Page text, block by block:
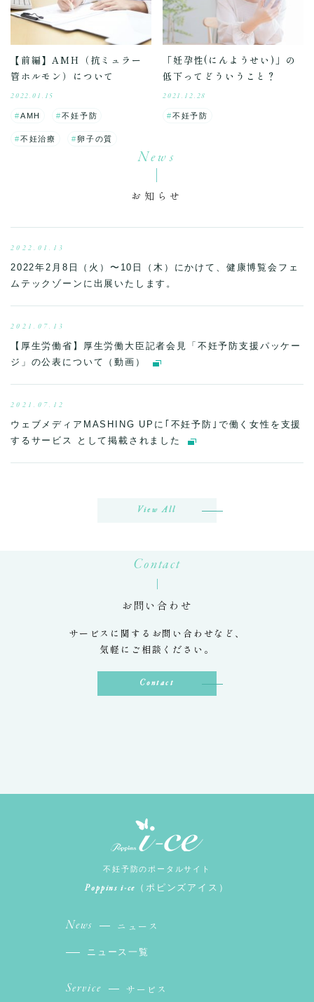
【前編】AMH（抗ミュラー
管ホルモン）について
2022.01.15
AMH 不妊予防
不妊治療 卵子の質
「妊孕性(にんようせい)」の
低下ってどういうこと？
2021.12.28
不妊予防
News
お知らせ
2022.01.13
2022年2月8日（火）〜10日（木）にかけて、健康博覧会フェ
ムテックゾーンに出展いたします。
2021.07.13
【厚生労働省】厚生労働大臣記者会見「不妊予防支援パッケー
ジ」の公表について（動画）
2021.07.12
ウェブメディアMASHING UPに｢不妊予防｣で働く女性を支援
するサービス として掲載されました
View All
Contact
お問い合わせ
サービスに関するお問い合わせなど、
気軽にご相談ください。
Contact
不妊予防のポータルサイト
Poppins i-ce （ポピンズアイス）
News ニュース
ニュース一覧
Service サービス